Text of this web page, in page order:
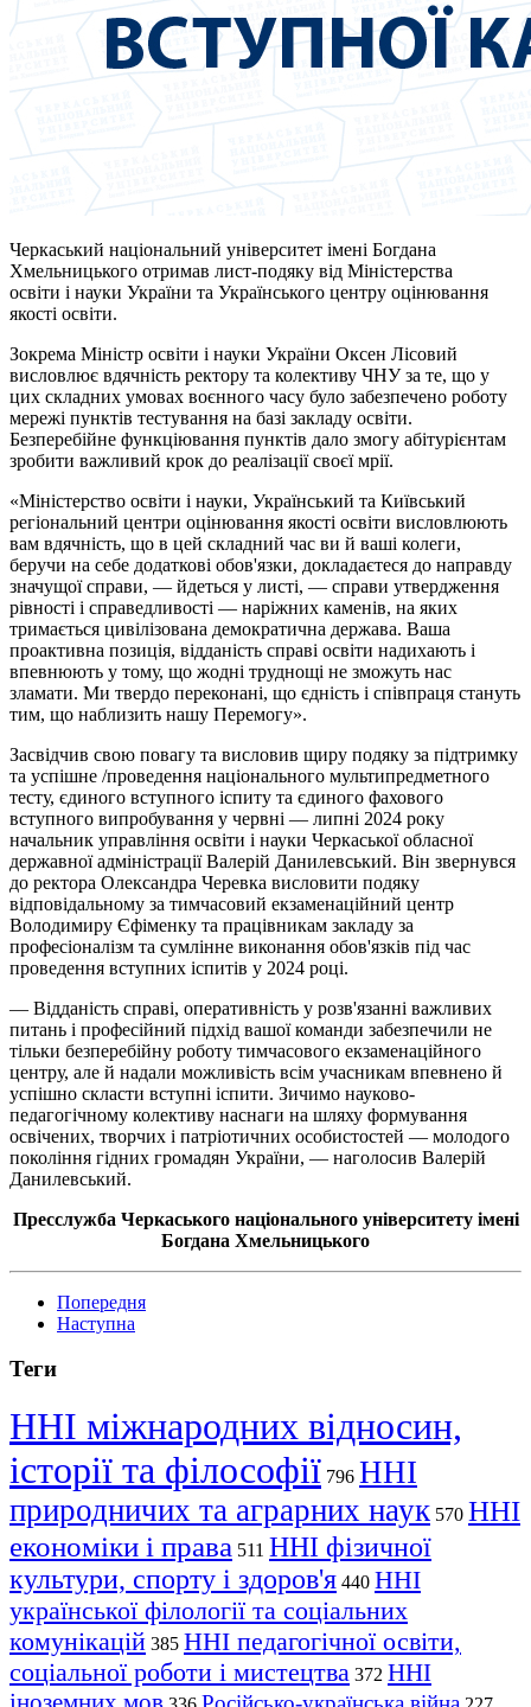
Черкаський національний університет імені Богдана
Хмельницького отримав лист-подяку від Міністерства
освіти і науки України та Українського центру оцінювання
якості освіти.
Зокрема Міністр освіти і науки України Оксен Лісовий
висловлює вдячність ректору та колективу ЧНУ за те, що у
цих складних умовах воєнного часу було забезпечено роботу
мережі пунктів тестування на базі закладу освіти.
Безперебійне функціювання пунктів дало змогу абітурієнтам
зробити важливий крок до реалізації своєї мрії.
«Міністерство освіти і науки, Український та Київський
регіональний центри оцінювання якості освіти висловлюють
вам вдячність, що в цей складний час ви й ваші колеги,
беручи на себе додаткові обов'язки, докладаєтеся до направду
значущої справи, — йдеться у листі, — справи утвердження
рівності і справедливості — наріжних каменів, на яких
тримається цивілізована демократична держава. Ваша
проактивна позиція, відданість справі освіти надихають і
впевнюють у тому, що жодні труднощі не зможуть нас
зламати. Ми твердо переконані, що єдність і співпраця стануть
тим, що наблизить нашу Перемогу».
Засвідчив свою повагу та висловив щиру подяку за підтримку
та успішне /проведення національного мультипредметного
тесту, єдиного вступного іспиту та єдиного фахового
вступного випробування у червні — липні 2024 року
начальник управління освіти і науки Черкаської обласної
державної адміністрації Валерій Данилевський. Він звернувся
до ректора Олександра Черевка висловити подяку
відповідальному за тимчасовий екзаменаційний центр
Володимиру Єфіменку та працівникам закладу за
професіоналізм та сумлінне виконання обов'язків під час
проведення вступних іспитів у 2024 році.
— Відданість справі, оперативність у розв'язанні важливих
питань і професійний підхід вашої команди забезпечили не
тільки безперебійну роботу тимчасового екзаменаційного
центру, але й надали можливість всім учасникам впевнено й
успішно скласти вступні іспити. Зичимо науково-
педагогічному колективу наснаги на шляху формування
освічених, творчих і патріотичних особистостей — молодого
покоління гідних громадян України, — наголосив Валерій
Данилевський.
Пресслужба Черкаського національного університету імені
Богдана Хмельницького
Попередня
Наступна
Теги
ННІ міжнародних відносин,
історії та філософії 796 ННІ
природничих та аграрних наук 570 ННІ
економіки і права 511 ННІ фізичної
культури, спорту і здоров'я 440 ННІ
української філології та соціальних
комунікацій 385 ННІ педагогічної освіти,
соціальної роботи і мистецтва 372 ННІ